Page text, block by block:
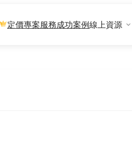
定價專案服務成功案例線上資源